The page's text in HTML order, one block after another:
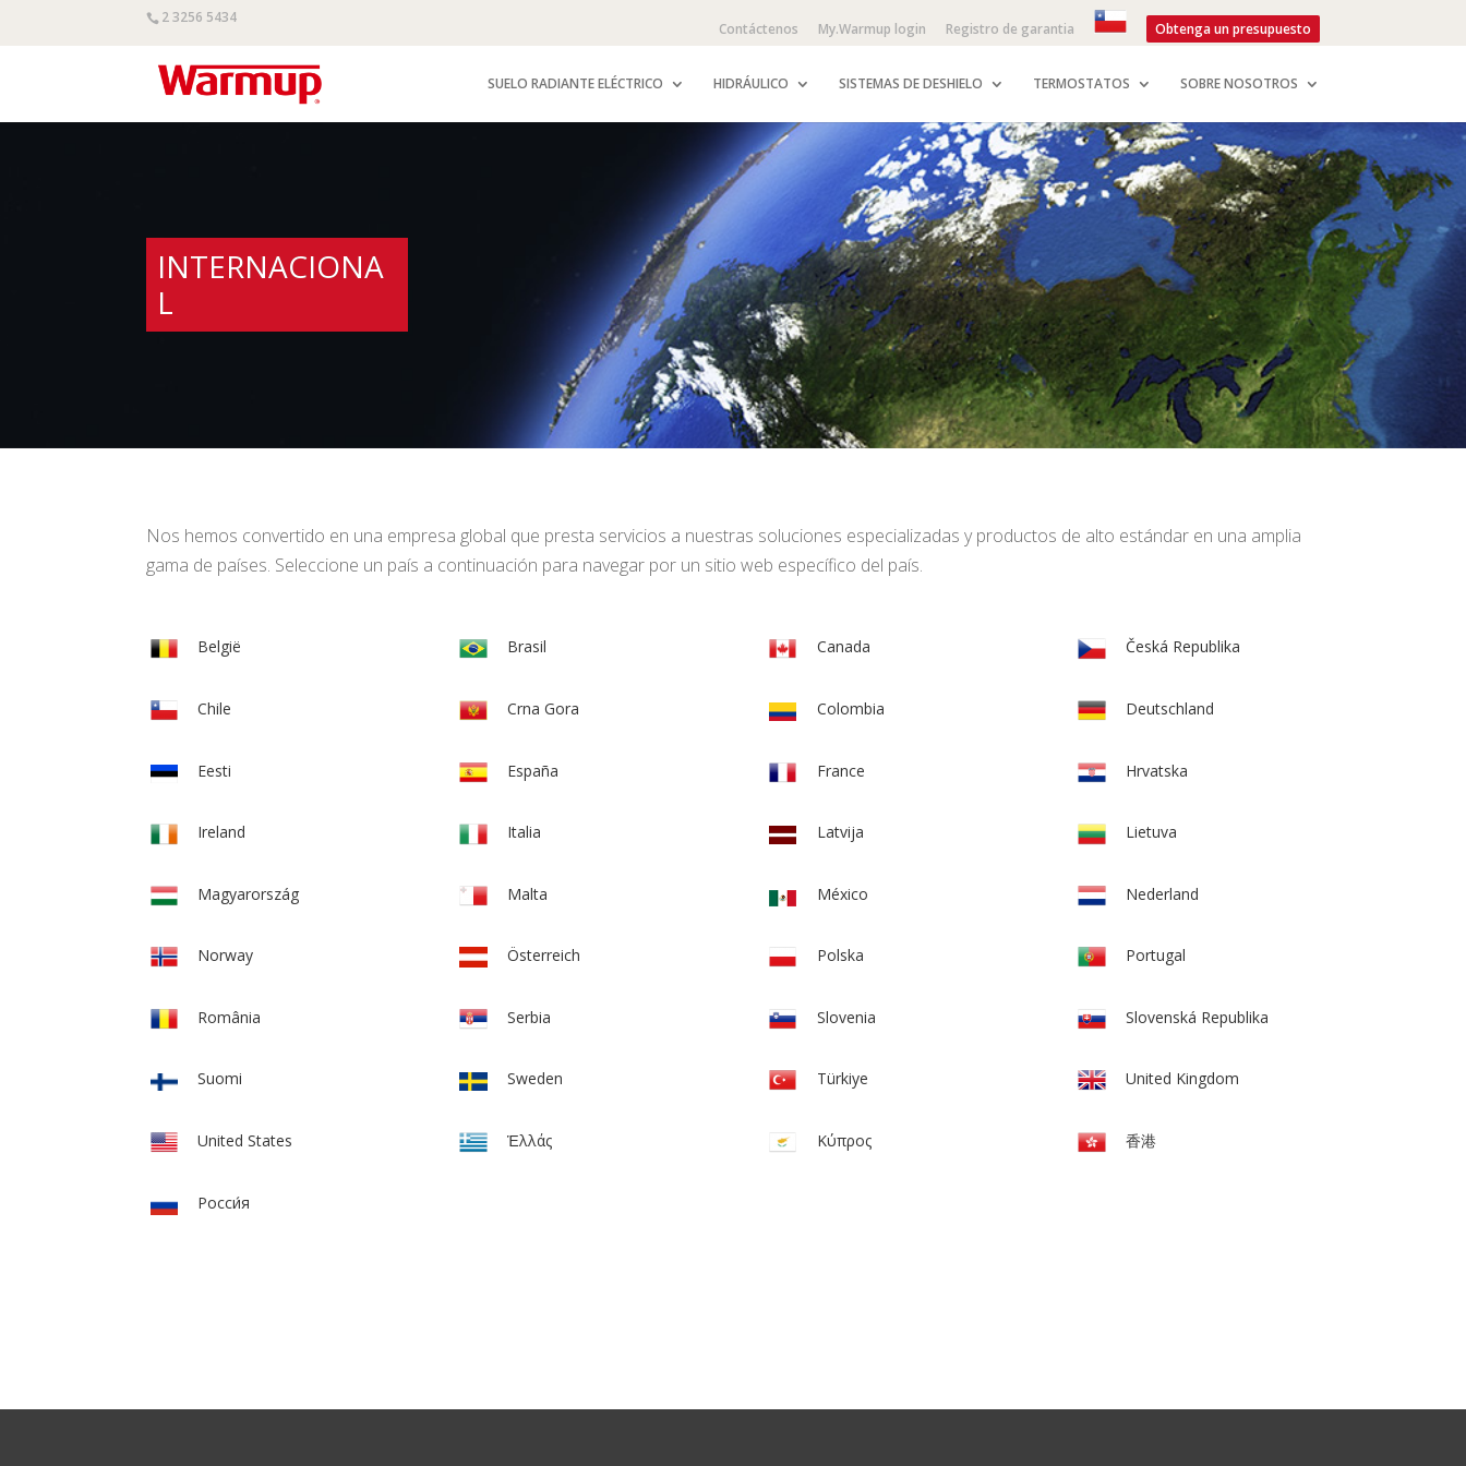
2 3256 5434
Contáctenos My.Warmup login Registro de garantia Obtenga un presupuesto
SUELO RADIANTE ELÉCTRICO HIDRÁULICO SISTEMAS DE DESHIELO TERMOSTATOS SOBRE NOSOTROS
INTERNACIONA
L
Nos hemos convertido en una empresa global que presta servicios a nuestras soluciones especializadas y productos de alto estándar en una amplia
gama de países. Seleccione un país a continuación para navegar por un sitio web específico del país.
België
Chile
Eesti
Ireland
Magyarország
Norway
România
Suomi
United States
Росси́я
Brasil
Crna Gora
España
Italia
Malta
Österreich
Serbia
Sweden
Ἑλλάς
Canada
Colombia
France
Latvija
México
Polska
Slovenia
Türkiye
Κύπρος
Česká Republika
Deutschland
Hrvatska
Lietuva
Nederland
Portugal
Slovenská Republika
United Kingdom
香港